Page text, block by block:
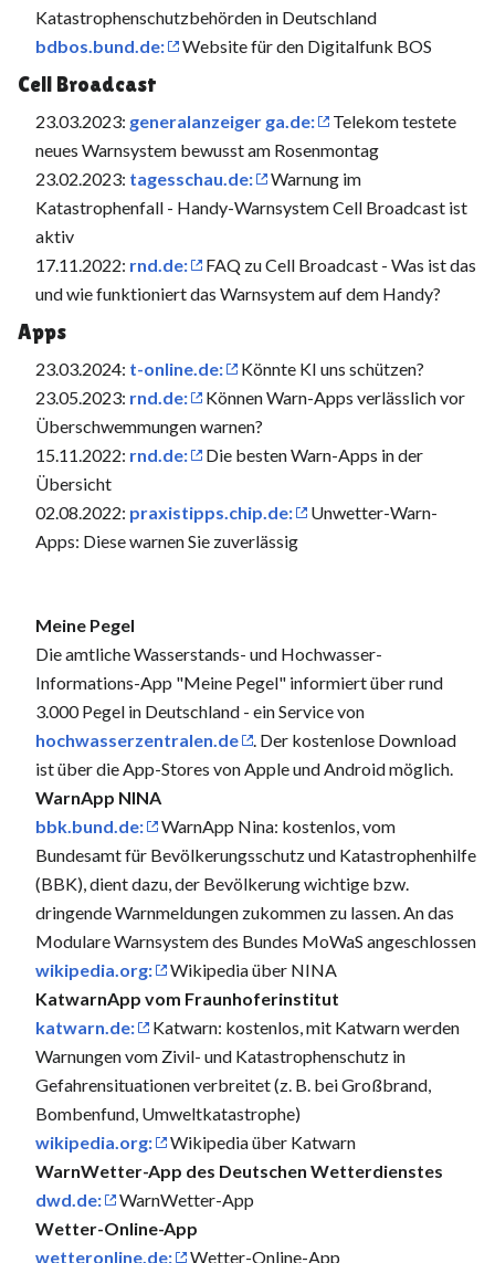
Katastrophenschutzbehörden in Deutschland
bdbos.bund.de:
Website für den Digitalfunk BOS
Cell Broadcast
23.03.2023: generalanzeiger ga.de:
Telekom testete
neues Warnsystem bewusst am Rosenmontag
23.02.2023: tagesschau.de:
Warnung im
Katastrophenfall - Handy-Warnsystem Cell Broadcast ist
aktiv
17.11.2022: rnd.de:
FAQ zu Cell Broadcast - Was ist das
und wie funktioniert das Warnsystem auf dem Handy?
Apps
23.03.2024: t-online.de:
Könnte KI uns schützen?
23.05.2023: rnd.de:
Können Warn-Apps verlässlich vor
Überschwemmungen warnen?
15.11.2022: rnd.de:
Die besten Warn-Apps in der
Übersicht
02.08.2022: praxistipps.chip.de:
Unwetter-Warn-
Apps: Diese warnen Sie zuverlässig
Meine Pegel
Die amtliche Wasserstands- und Hochwasser-
Informations-App "Meine Pegel" informiert über rund
3.000 Pegel in Deutschland - ein Service von
hochwasserzentralen.de
. Der kostenlose Download
ist über die App-Stores von Apple und Android möglich.
WarnApp NINA
bbk.bund.de:
WarnApp Nina: kostenlos, vom
Bundesamt für Bevölkerungsschutz und Katastrophenhilfe
(BBK), dient dazu, der Bevölkerung wichtige bzw.
dringende Warnmeldungen zukommen zu lassen. An das
Modulare Warnsystem des Bundes MoWaS angeschlossen
wikipedia.org:
Wikipedia über NINA
KatwarnApp vom Fraunhoferinstitut
katwarn.de:
Katwarn: kostenlos, mit Katwarn werden
Warnungen vom Zivil- und Katastrophenschutz in
Gefahrensituationen verbreitet (z. B. bei Großbrand,
Bombenfund, Umweltkatastrophe)
wikipedia.org:
Wikipedia über Katwarn
WarnWetter-App des Deutschen Wetterdienstes
dwd.de:
WarnWetter-App
Wetter-Online-App
wetteronline.de:
Wetter-Online-App